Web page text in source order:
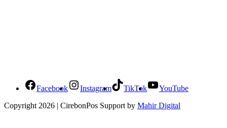
Facebook Instagram TikTok
YouTube
Copyright 2026 | CirebonPos Support by Mahir Digital